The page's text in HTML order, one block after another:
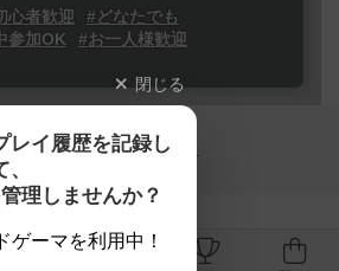
心者歓迎
#どなたでも
参加OK
#お一人様歓迎
閉じる
レイ履歴を記録し
、
理しませんか？
ゲーマを利用中！
マ】ボードゲームの総合情報サイト